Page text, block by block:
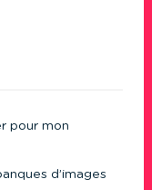
pour mon
d’images